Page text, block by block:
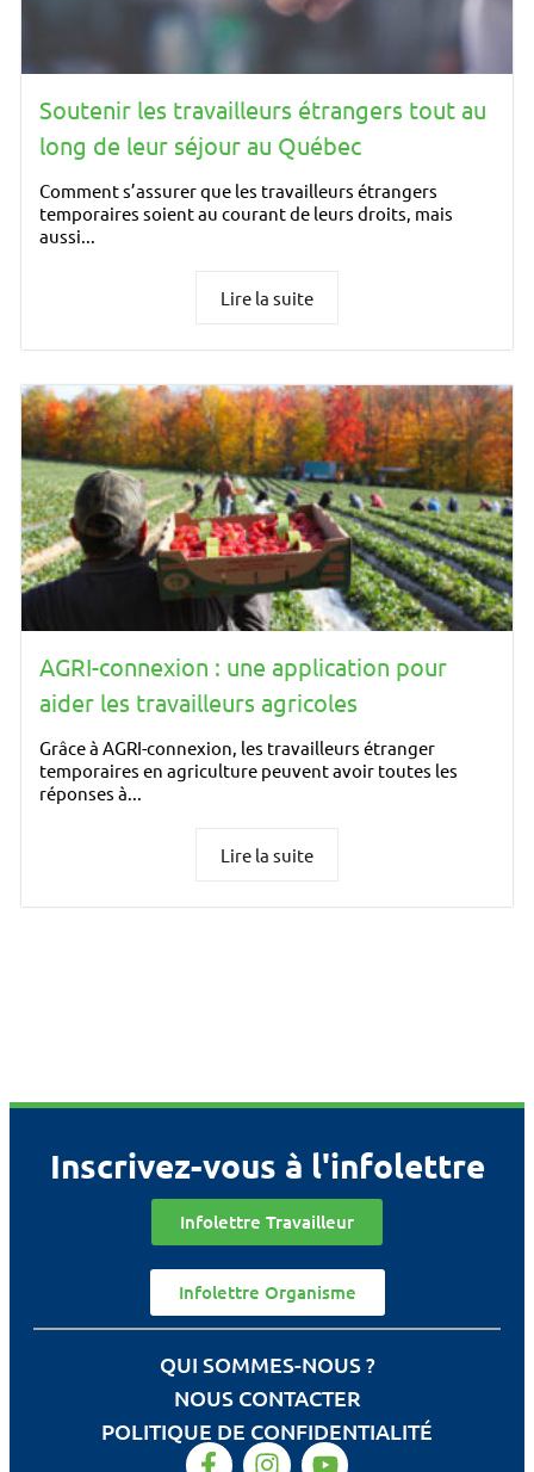
Soutenir les travailleurs étrangers tout au
long de leur séjour au Québec
Comment s’assurer que les travailleurs étrangers
temporaires soient au courant de leurs droits, mais
aussi...
Lire la suite
AGRI-connexion : une application pour
aider les travailleurs agricoles
Grâce à AGRI-connexion, les travailleurs étranger
temporaires en agriculture peuvent avoir toutes les
réponses à...
Lire la suite
Inscrivez-vous à l'infolettre
Infolettre Travailleur
Infolettre Organisme
QUI SOMMES-NOUS ?
NOUS CONTACTER
POLITIQUE DE CONFIDENTIALITÉ